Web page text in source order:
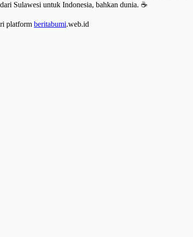
Sulawesi untuk Indonesia, bahkan dunia. ☕
platform beritabumi.web.id